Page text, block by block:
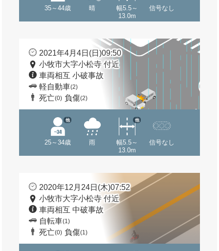
35～44歳 晴
幅5.5～
13.0m
信号なし
2021年4月4日(日)09:50
小牧市大字小松寺 付近
車両相互 小破事故
軽自動車(2)
死亡(0) 負傷(2)
25～34歳
他
雨
幅5.5～
13.0m
他
信号なし
2020年12月24日(木)07:52
小牧市大字小松寺 付近
車両相互 中破事故
自転車(1)
死亡(0) 負傷(1)